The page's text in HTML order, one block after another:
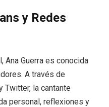
y Redes
Ana Guerra es conocida
A través de
Twitter, la cantante
personal, reflexiones y